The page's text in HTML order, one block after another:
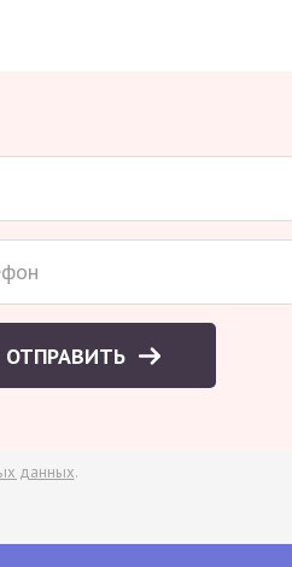
ОТПРАВИТЬ
данных.